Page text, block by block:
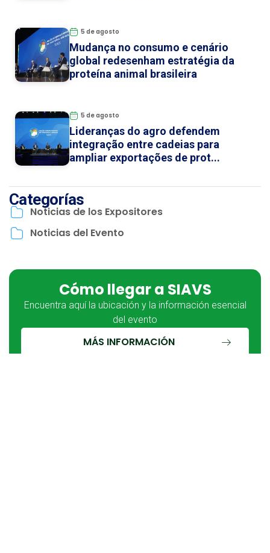
5 de agosto
Mudança no consumo e cenário
global redesenham estratégia da
proteína animal brasileira
5 de agosto
Lideranças do agro defendem
integração entre cadeias para
ampliar exportações de prot...
Categorías
Noticias de los Expositores
Noticias del Evento
Cómo llegar a SIAVS
Encuentra aquí la ubicación y la información esencial
del evento
MÁS INFORMACIÓN